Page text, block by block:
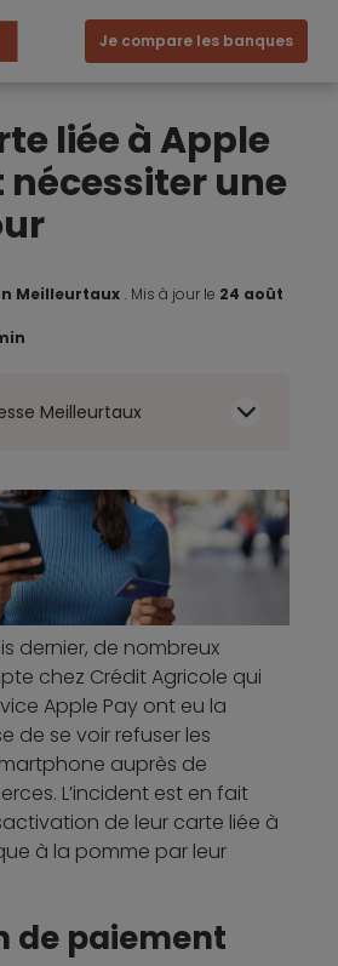
Je compare les banques
liée à Apple
nécessiter une
Meilleurtaux . Mis à jour le 24 août
Meilleurtaux
dernier, de nombreux
chez Crédit Agricole qui
Apple Pay ont eu la
de se voir refuser les
auprès de
L’incident est en fait
de leur carte liée à
à la pomme par leur
de paiement